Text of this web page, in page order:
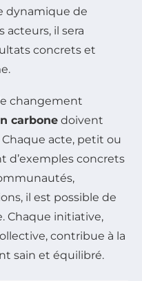
dynamique de
acteurs, il sera
concrets et
changement
carbone doivent
acte, petit ou
d’exemples concrets
il est possible de
Chaque initiative,
contribue à la
sain et équilibré.